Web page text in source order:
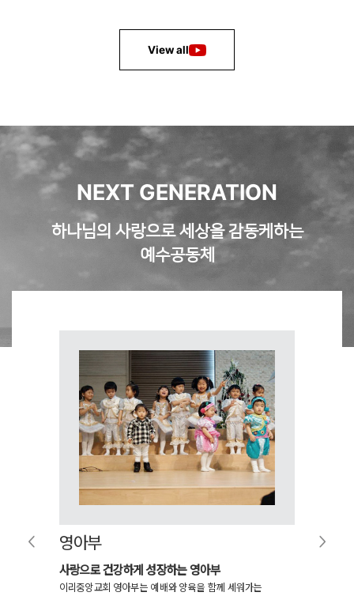
View all
NEXT GENERATION
하나님의 사랑으로 세상을 감동케하는
예수공동체
영아부
사랑으로 건강하게 성장하는 영아부
이리중앙교회 영아부는 예배와 양육을 함께 세워가는
유치